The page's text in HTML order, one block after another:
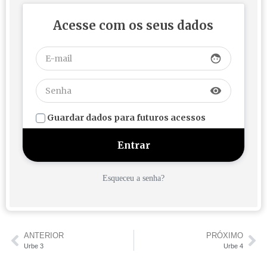
Acesse com os seus dados
face
visibility
Guardar dados para futuros acessos
Esqueceu a senha?
ANTERIOR
Urbe 3
PRÓXIMO
Urbe 4